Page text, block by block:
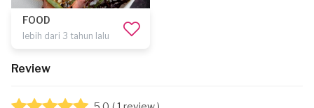
FOOD
lebih dari 3 tahun lalu
Review